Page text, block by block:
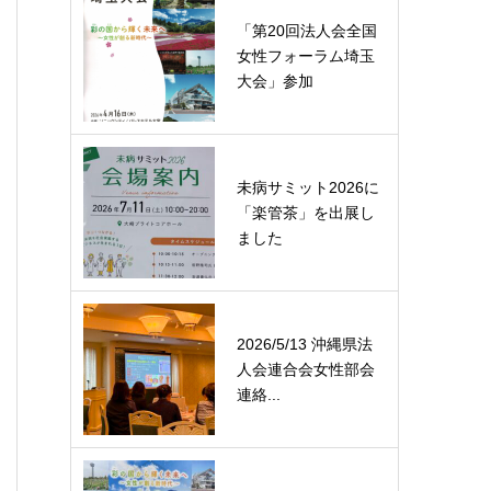
「第20回法人会全国
女性フォーラム埼玉
大会」参加
未病サミット2026に
「楽管茶」を出展し
ました
2026/5/13 沖縄県法
人会連合会女性部会
連絡...